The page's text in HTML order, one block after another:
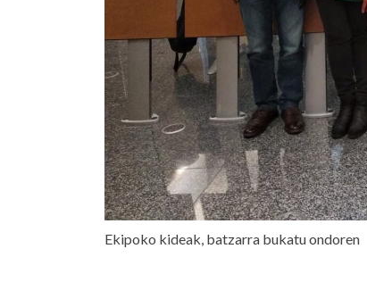
Ekipoko kideak, batzarra bukatu ondoren